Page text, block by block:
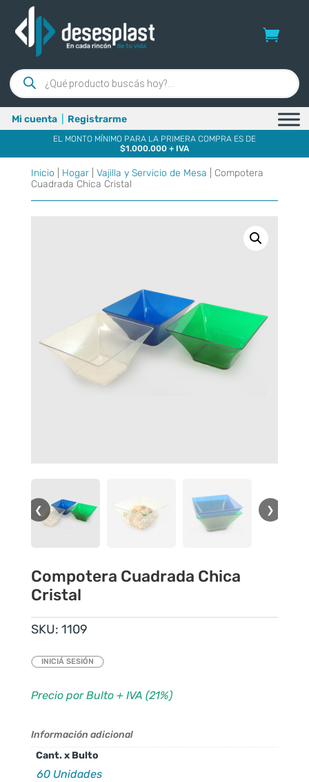
Búsqueda
de
productos
Mi cuenta Registrarme
EL MONTO MÍNIMO PARA LA PRIMERA COMPRA ES DE
$1.000.000 + IVA
Inicio Hogar| Vajilla y Servicio de Mesa | Compotera
Cuadrada Chica Cristal
❮ ❯
Compotera Cuadrada Chica
Cristal
SKU: 1109
INICIÁ SESIÓN
Precio por Bulto + IVA (21%)
Información adicional
Cant. x Bulto
60 Unidades